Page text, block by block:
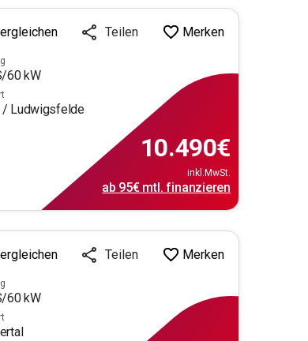
Teilen Merken
60kW
/ Ludwigsfelde
10.490€
inkl.MwSt.
ab 95€mtl. finanzieren
Teilen Merken
60kW